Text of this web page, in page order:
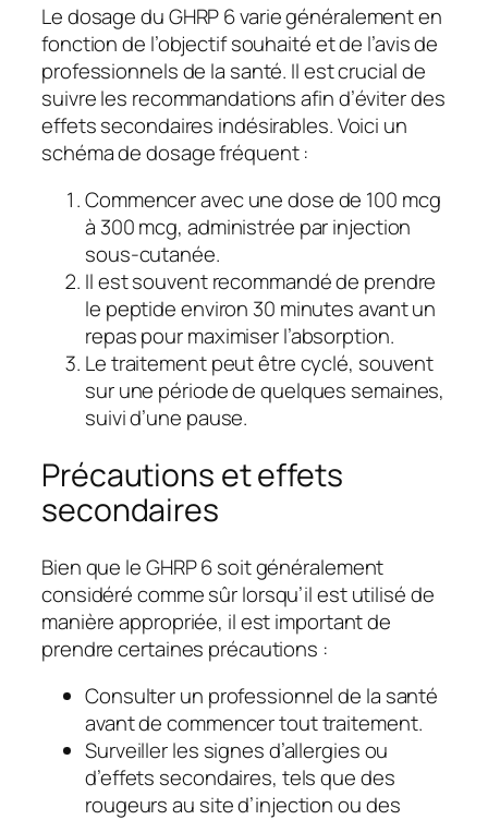
Le dosage du GHRP 6 varie généralement en
fonction de l’objectif souhaité et de l’avis de
professionnels de la santé. Il est crucial de
suivre les recommandations afin d’éviter des
effets secondaires indésirables. Voici un
schéma de dosage fréquent :
Commencer avec une dose de 100 mcg
à 300 mcg, administrée par injection
sous-cutanée.
Il est souvent recommandé de prendre
le peptide environ 30 minutes avant un
repas pour maximiser l’absorption.
Le traitement peut être cyclé, souvent
sur une période de quelques semaines,
suivi d’une pause.
Précautions et effets
secondaires
Bien que le GHRP 6 soit généralement
considéré comme sûr lorsqu’il est utilisé de
manière appropriée, il est important de
prendre certaines précautions :
Consulter un professionnel de la santé
avant de commencer tout traitement.
Surveiller les signes d’allergies ou
d’effets secondaires, tels que des
rougeurs au site d’injection ou des